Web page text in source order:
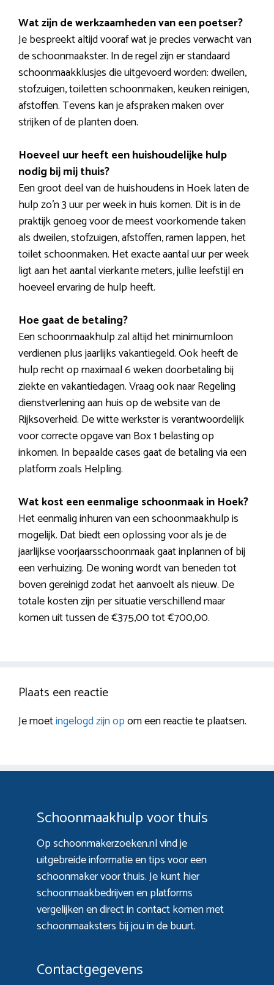
Wat zijn de werkzaamheden van een poetser?
Je bespreekt altijd vooraf wat je precies verwacht van
de schoonmaakster. In de regel zijn er standaard
schoonmaakklusjes die uitgevoerd worden: dweilen,
stofzuigen, toiletten schoonmaken, keuken reinigen,
afstoffen. Tevens kan je afspraken maken over
strijken of de planten doen.
Hoeveel uur heeft een huishoudelijke hulp
nodig bij mij thuis?
Een groot deel van de huishoudens in Hoek laten de
hulp zo’n 3 uur per week in huis komen. Dit is in de
praktijk genoeg voor de meest voorkomende taken
als dweilen, stofzuigen, afstoffen, ramen lappen, het
toilet schoonmaken. Het exacte aantal uur per week
ligt aan het aantal vierkante meters, jullie leefstijl en
hoeveel ervaring de hulp heeft.
Hoe gaat de betaling?
Een schoonmaakhulp zal altijd het minimumloon
verdienen plus jaarlijks vakantiegeld. Ook heeft de
hulp recht op maximaal 6 weken doorbetaling bij
ziekte en vakantiedagen. Vraag ook naar Regeling
dienstverlening aan huis op de website van de
Rijksoverheid. De witte werkster is verantwoordelijk
voor correcte opgave van Box 1 belasting op
inkomen. In bepaalde cases gaat de betaling via een
platform zoals Helpling.
Wat kost een eenmalige schoonmaak in Hoek?
Het eenmalig inhuren van een schoonmaakhulp is
mogelijk. Dat biedt een oplossing voor als je de
jaarlijkse voorjaarsschoonmaak gaat inplannen of bij
een verhuizing. De woning wordt van beneden tot
boven gereinigd zodat het aanvoelt als nieuw. De
totale kosten zijn per situatie verschillend maar
komen uit tussen de €375,00 tot €700,00.
Plaats een reactie
Je moetingelogd zijn opom een reactie te plaatsen.
Schoonmaakhulp voor thuis
Op schoonmakerzoeken.nl vind je
uitgebreide informatie en tips voor een
schoonmaker voor thuis. Je kunt hier
schoonmaakbedrijven en platforms
vergelijken en direct in contact komen met
schoonmaaksters bij jou in de buurt.
Contactgegevens